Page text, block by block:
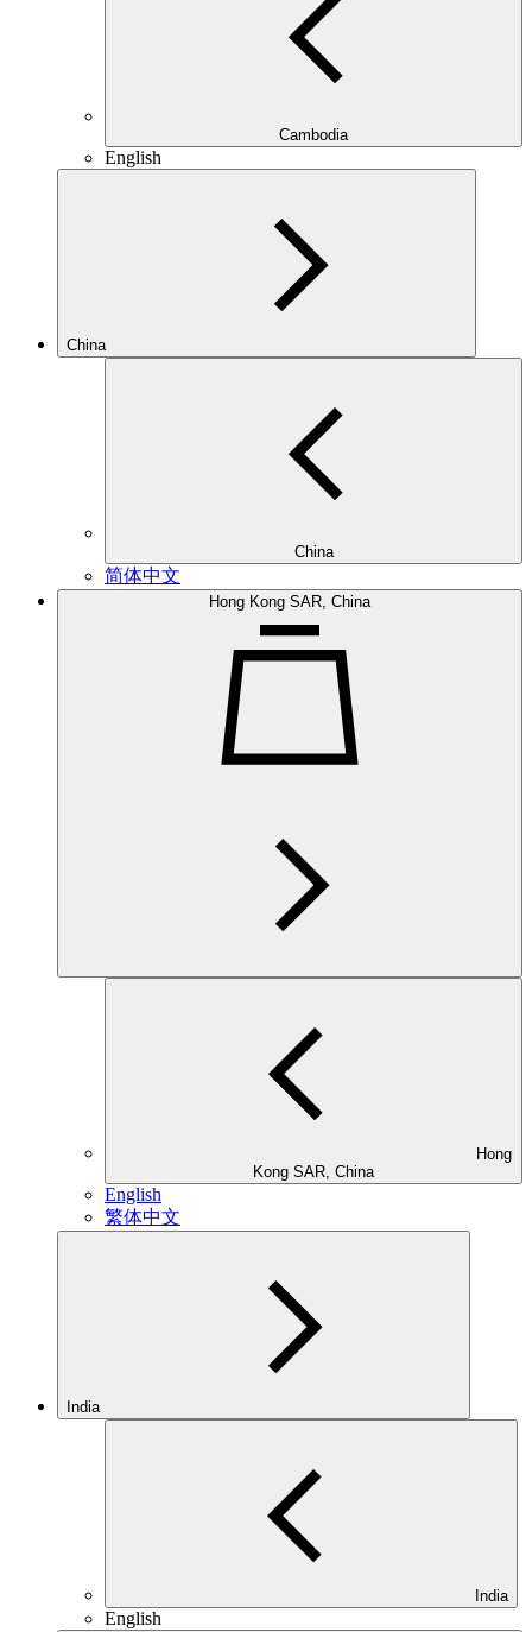
Cambodia
English
China
China
简体中文
Hong Kong SAR, China
Kong SAR, China
English
繁体中文
India
India
English